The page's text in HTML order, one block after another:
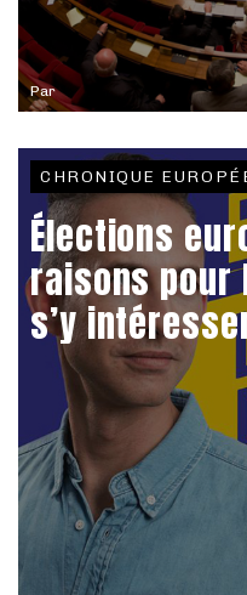
Par
CHRONIQUE
Élections
raisons
s’y